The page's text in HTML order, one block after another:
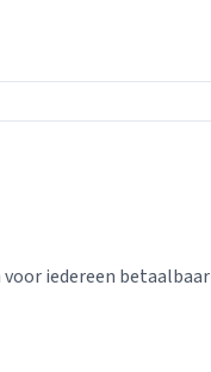
iedereen betaalbaar